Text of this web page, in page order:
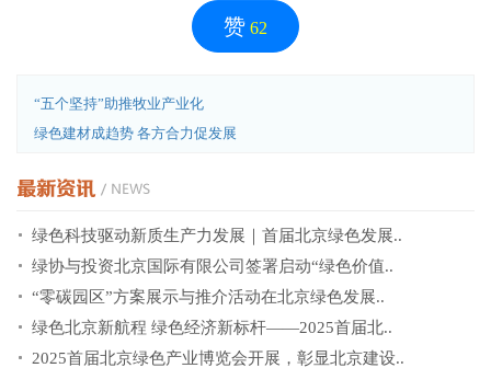
赞 62
“五个坚持”助推牧业产业化
绿色建材成趋势 各方合力促发展
绿色科技驱动新质生产力发展｜首届北京绿色发展..
绿协与投资北京国际有限公司签署启动“绿色价值..
“零碳园区”方案展示与推介活动在北京绿色发展..
绿色北京新航程 绿色经济新标杆——2025首届北..
2025首届北京绿色产业博览会开展，彰显北京建设..